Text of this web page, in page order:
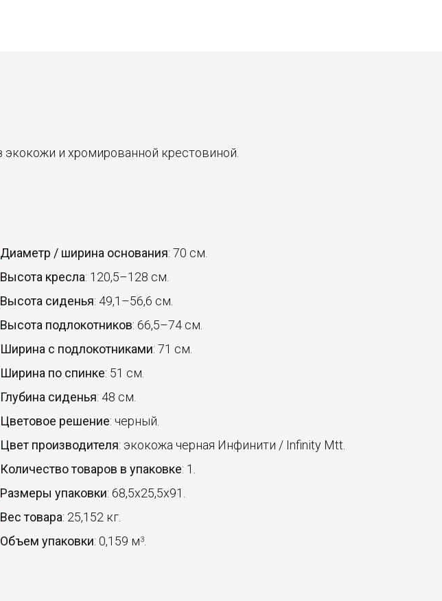
экокожи и хромированной крестовиной.
Диаметр / ширина основания: 70 см.
Высота кресла: 120,5–128 см.
Высота сиденья: 49,1–56,6 см.
Высота подлокотников: 66,5–74 см.
Ширина с подлокотниками: 71 см.
Ширина по спинке: 51 см.
Глубина сиденья: 48 см.
Цветовое решение: черный.
Цвет производителя: экокожа черная Инфинити / Infinity Mtt.
Количество товаров в упаковке: 1.
Размеры упаковки: 68,5x25,5x91.
Вес товара: 25,152 кг.
Объем упаковки: 0,159 м3.